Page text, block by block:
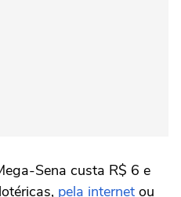
Sena custa R$ 6 e
pela internet ou